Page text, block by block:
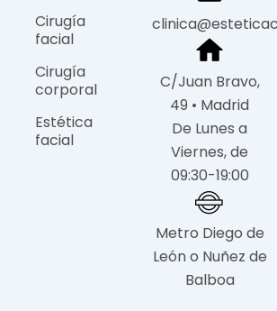
Cirugía
facial
Cirugía
corporal
Estética
facial
C/Juan Bravo,
49 • Madrid
De Lunes a
Viernes, de
09:30-19:00
Metro Diego de
León o Nuñez de
Balboa